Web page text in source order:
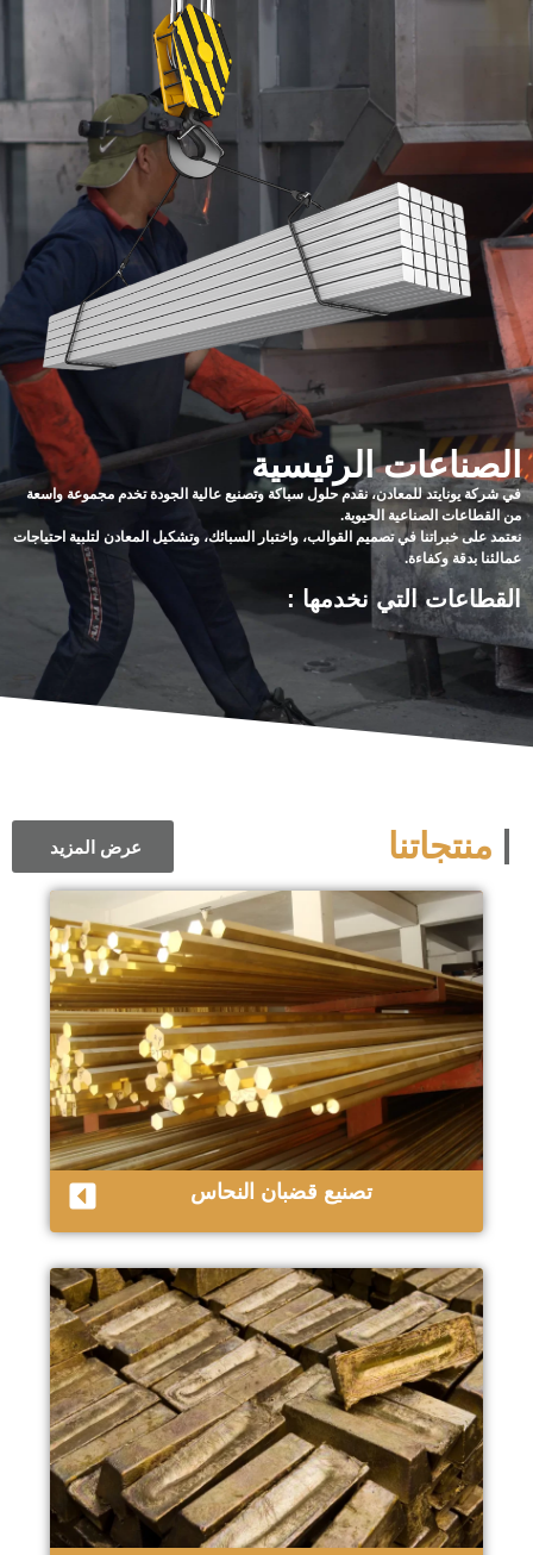
الصناعات الرئيسية
في شركة يونايتد للمعادن، نقدم حلول سباكة وتصنيع عالية الجودة تخدم مجموعة واسعة
من القطاعات الصناعية الحيوية.
نعتمد على خبراتنا في تصميم القوالب، واختبار السبائك، وتشكيل المعادن لتلبية احتياجات
عمالئنا بدقة وكفاءة.
القطاعات التي نخدمها :
منتجاتنا عرض المزيد
تصنيع قضبان النحاس